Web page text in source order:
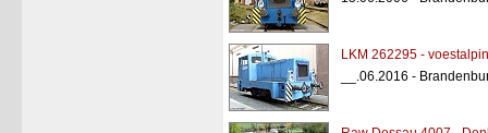
LKM 262295 -
__.06.2016 -